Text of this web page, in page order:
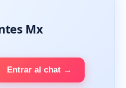
Mx
Entrar al chat →